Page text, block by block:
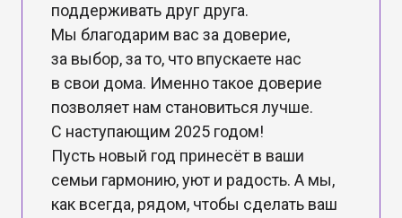
поддерживать друг друга.
Мы благодарим вас за доверие,
за выбор, за то, что впускаете нас
в свои дома. Именно такое доверие
позволяет нам становиться лучше.
С наступающим 2025 годом!
Пусть новый год принесёт в ваши
семьи гармонию, уют и радость. А мы,
как всегда, рядом, чтобы сделать ваш